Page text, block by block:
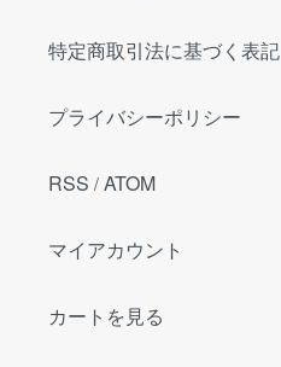
特定商取引法に基づく表記
プライバシーポリシー
RSS / ATOM
マイアカウント
カートを見る